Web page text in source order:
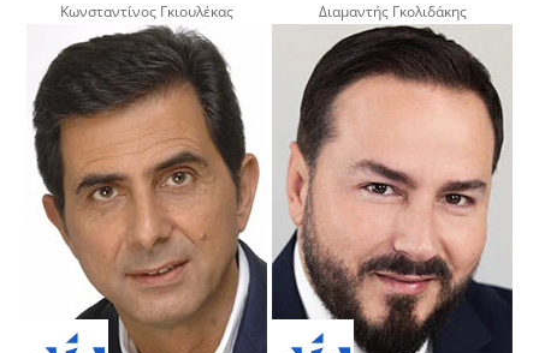
Κωνσταντίνος Γκιουλέκας Διαμαντής Γκολιδάκης